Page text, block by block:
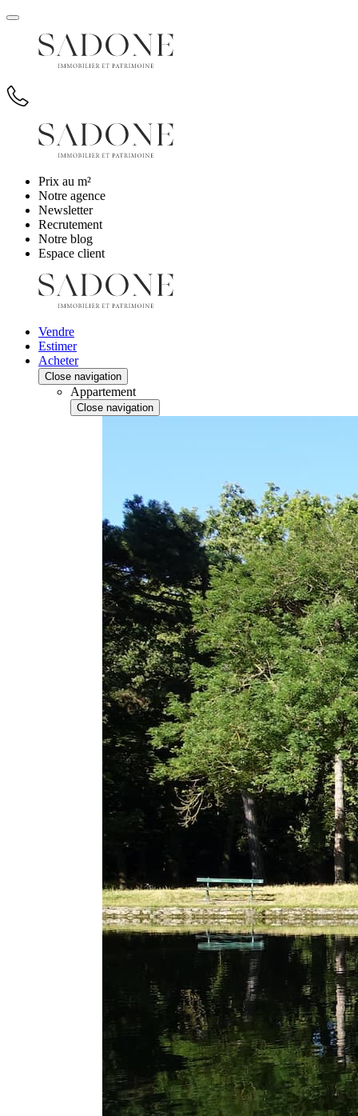
Prix au m²
Notre agence
Newsletter
Recrutement
Notre blog
Espace client
Vendre
Estimer
Acheter
Close navigation
Appartement
Close navigation